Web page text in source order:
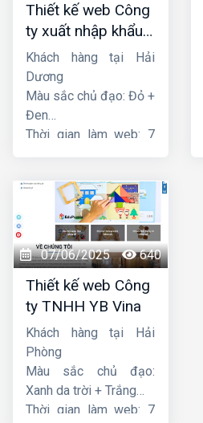
Thiết kế web Công
ty xuất nhập khẩu
Thiên Thuận Phát
Khách hàng tại Hải
Dương
Màu sắc chủ đạo: Đỏ +
Đen
Thời gian làm web: 7
07/06/2025 640
Thiết kế web Công
ty TNHH YB Vina
Khách hàng tại Hải
Phòng
Màu sắc chủ đạo:
Xanh da trời + Trắng
Thời gian làm web: 7